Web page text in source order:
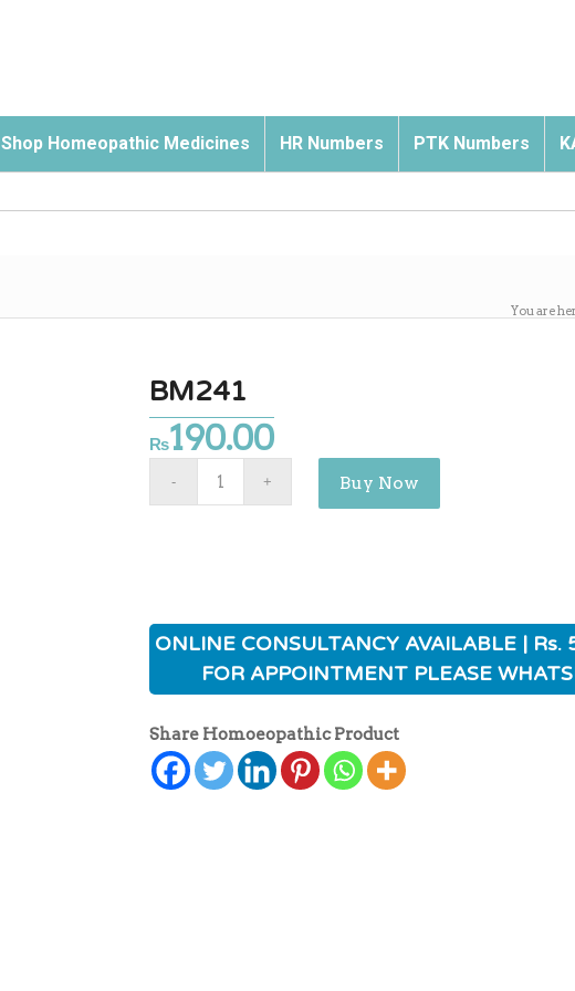
Shop Homeopathic Medicines HR Numbers PTK Numbers
You are
BM241
₨190.00
Buy Now
ONLINE CONSULTANCY AVAILABLE | Rs.
FOR APPOINTMENT PLEASE
Share Homoeopathic Product